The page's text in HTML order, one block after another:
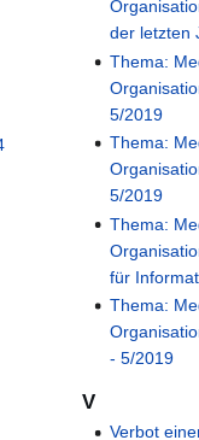
der letzten
Thema:
5/2019
Thema:
5/2019
Thema:
für
Thema:
- 5/2019
V
Verbot